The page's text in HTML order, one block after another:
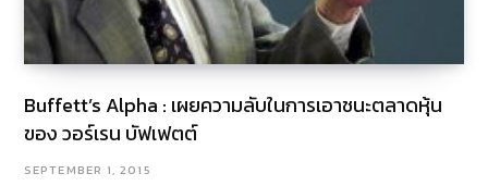
Buffett’s Alpha : เผยความลับในการเอาชนะตลาดหุ้น
ของ วอร์เรน บัฟเฟตต์
SEPTEMBER 1, 2015